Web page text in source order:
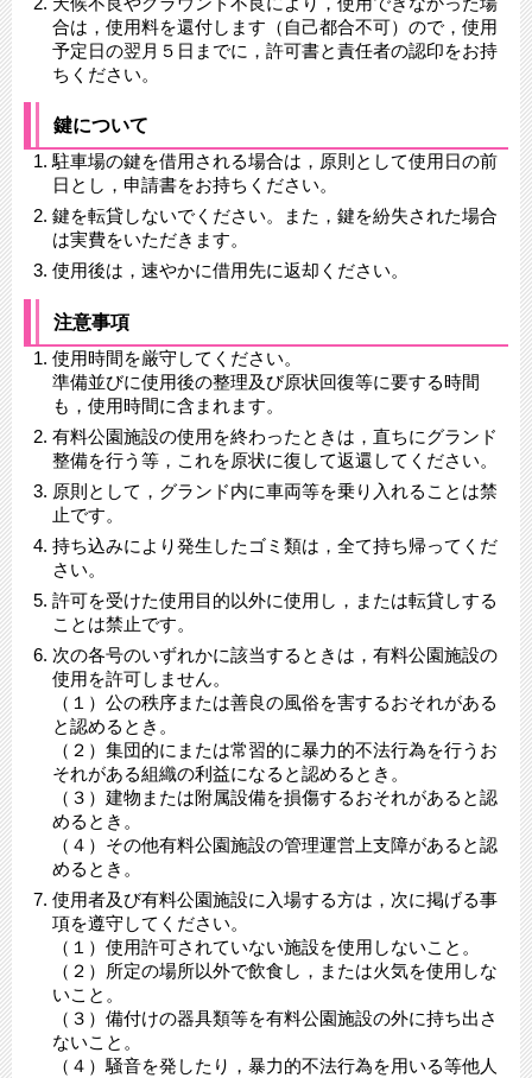
合は，使用料を還付します（自己都合不可）ので，使用
予定日の翌月５日までに，許可書と責任者の認印をお持
ちください。
鍵について
駐車場の鍵を借用される場合は，原則として使用日の前
日とし，申請書をお持ちください。
鍵を転貸しないでください。また，鍵を紛失された場合
は実費をいただきます。
使用後は，速やかに借用先に返却ください。
注意事項
使用時間を厳守してください。
準備並びに使用後の整理及び原状回復等に要する時間
も，使用時間に含まれます。
有料公園施設の使用を終わったときは，直ちにグランド
整備を行う等，これを原状に復して返還してください。
原則として，グランド内に車両等を乗り入れることは禁
止です。
持ち込みにより発生したゴミ類は，全て持ち帰ってくだ
さい。
許可を受けた使用目的以外に使用し，または転貸しする
ことは禁止です。
次の各号のいずれかに該当するときは，有料公園施設の
使用を許可しません。
（１）公の秩序または善良の風俗を害するおそれがある
と認めるとき。
（２）集団的にまたは常習的に暴力的不法行為を行うお
それがある組織の利益になると認めるとき。
（３）建物または附属設備を損傷するおそれがあると認
めるとき。
（４）その他有料公園施設の管理運営上支障があると認
めるとき。
使用者及び有料公園施設に入場する方は，次に掲げる事
項を遵守してください。
（１）使用許可されていない施設を使用しないこと。
（２）所定の場所以外で飲食し，または火気を使用しな
いこと。
（３）備付けの器具類等を有料公園施設の外に持ち出さ
ないこと。
（４）騒音を発したり，暴力的不法行為を用いる等他人